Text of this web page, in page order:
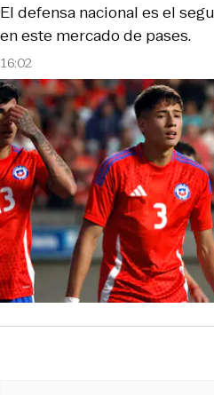
16:02
El defensa nacional es el
en este mercado de pases.